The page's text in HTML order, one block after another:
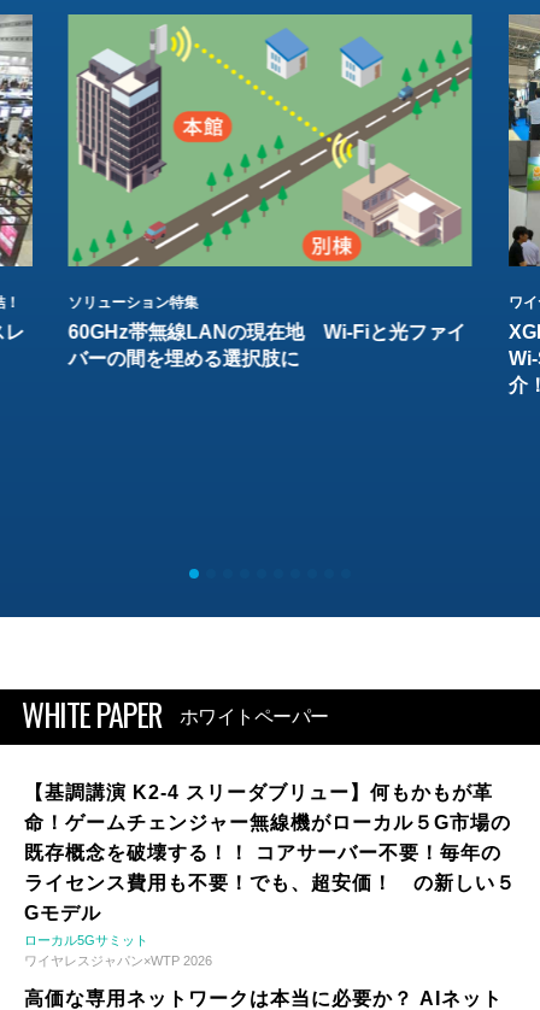
レ
ソリューション特集
60GHz帯無線LANの現在地 Wi-Fiと光ファイ
バーの間を埋める選択肢に
ワ
介
WHITE PAPER ホワイトペーパー
【基調講演 K2-4 スリーダブリュー】何もかもが革
命！ゲームチェンジャー無線機がローカル５G市場の
既存概念を破壊する！！ コアサーバー不要！毎年の
ライセンス費用も不要！でも、超安価！ の新しい５
Gモデル
ローカル5Gサミット
ワイヤレスジャパン×WTP 2026
高価な専用ネットワークは本当に必要か？ AIネット